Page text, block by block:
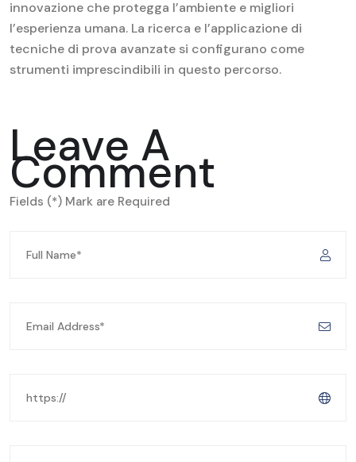
innovazione che protegga l’ambiente e migliori
l’esperienza umana. La ricerca e l’applicazione di
tecniche di prova avanzate si configurano come
strumenti imprescindibili in questo percorso.
Leave A
Comment
Fields (*) Mark are Required